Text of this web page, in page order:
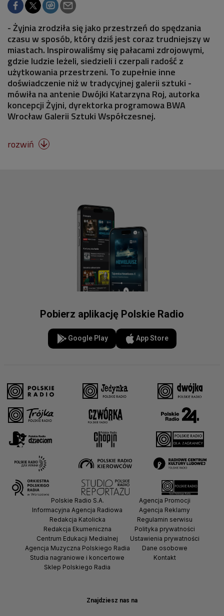
- Żyjnia zrodziła się jako przestrzeń do spędzania
czasu w sposób, który dziś jest coraz trudniejszy w
miastach. Inspirowaliśmy się pałacami zdrojowymi,
gdzie ludzie leżeli, siedzieli i czerpali radość z
użytkowania przestrzeni. To zupełnie inne
doświadczenie niż w tradycyjnej galerii sztuki -
mówiła na antenie Dwójki Katarzyna Roj, autorka
koncepcji Żyjni, dyrektorka programowa BWA
Wrocław Galerii Sztuki Współczesnej.
rozwiń 
Pobierz aplikację Polskie Radio
Google Play App Store
Znajdziesz nas na
Polskie Radio S.A.
Informacyjna Agencja Radiowa
Redakcja Katolicka
Redakcja Ekumeniczna
Centrum Edukacji Medialnej
Agencja Muzyczna Polskiego Radia
Studia nagraniowe i koncertowe
Sklep Polskiego Radia
Agencja Promocji
Agencja Reklamy
Regulamin serwisu
Polityka prywatności
Ustawienia prywatności
Dane osobowe
Kontakt